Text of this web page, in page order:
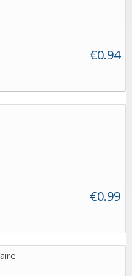
€0.94
€0.99